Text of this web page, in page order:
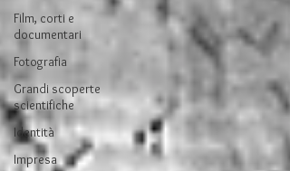
Film, corti e
documentari
Fotografia
Grandi scoperte
scientifiche
Identità
Impresa